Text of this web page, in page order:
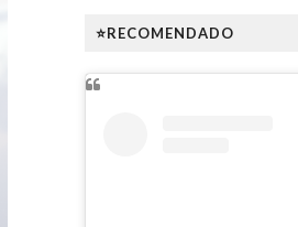
⭐RECOMENDADO